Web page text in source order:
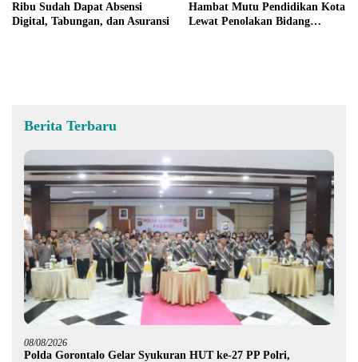
Ribu Sudah Dapat Absensi
Digital, Tabungan, dan Asuransi
Hambat Mutu Pendidikan Kota
Lewat Penolakan Bidang
Berita Terbaru
08/08/2026
Polda Gorontalo Gelar Syukuran HUT ke-27 PP Polri,